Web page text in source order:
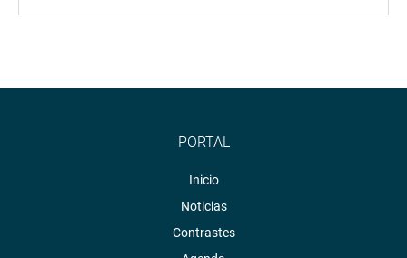
PORTAL
Inicio
Noticias
Contrastes